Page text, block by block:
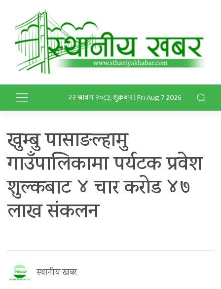
२२ श्रावण २०८३, शुक्रबार | Fri Aug 7 2026
खुम्बु पासाङल्हामु
गाउँपालिकामा पर्यटक प्रवेश
शुल्कबाट ४ चार करोड ४७
लाख संकलन
स्थानीय खबर